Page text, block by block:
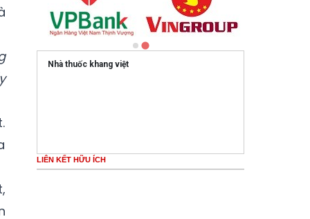
Nhà thuốc khang việt
LIÊN KẾT HỮU ÍCH